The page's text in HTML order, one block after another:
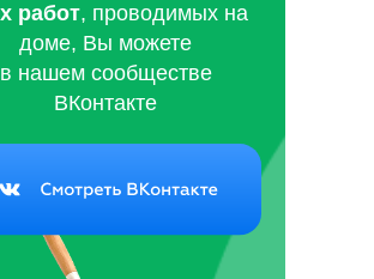
работ, проводимых на
доме, Вы можете
в нашем сообществе
ВКонтакте
Группа Вконтакте